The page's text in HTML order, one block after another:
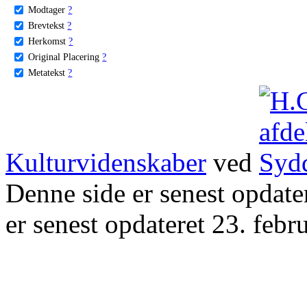
Modtager ?
Brevtekst ?
Herkomst ?
Original Placering ?
Metatekst ?
Kulturvidenskaber ved
Denne side er senest
er senest opdateret 23.